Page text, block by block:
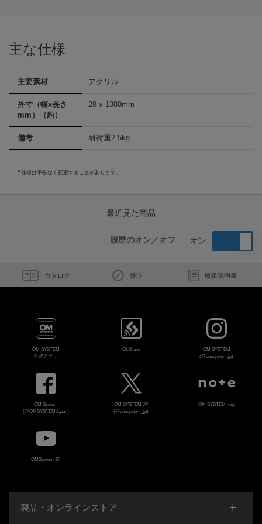
主な仕様
主要素材 アクリル
外寸（幅x長さ
mm）（約）
28 x 1380mm
備考 耐荷重2.5kg
仕様は予告なく変更することがあります。
最近見た商品
履歴のオン／オフ オン
カタログ 修理 取扱説明書
OM SYSTEM
公式アプリ
OI.Share
OM SYSTEM
(@omsystem.jp)
OM System
(@OMSYSTEMJapan)
OM SYSTEM JP
(@omsystem_jp)
OM SYSTEM note
OMSystem JP
製品・オンラインストア